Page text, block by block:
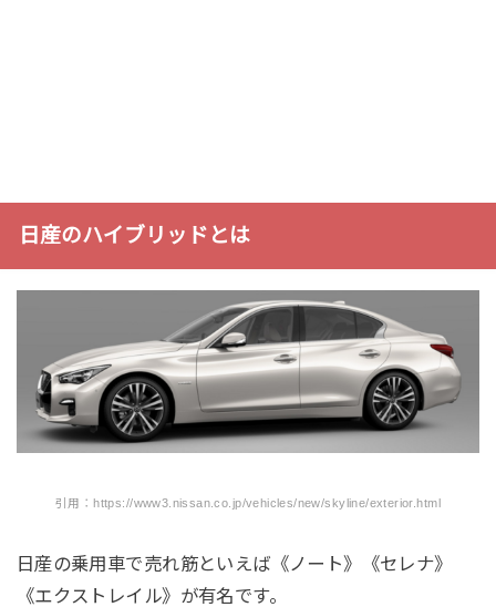
日産のハイブリッドとは
引用：https://www3.nissan.co.jp/vehicles/new/skyline/exterior.html
日産の乗用車で売れ筋といえば《ノート》《セレナ》
《エクストレイル》が有名です。